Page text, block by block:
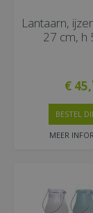
Lantaarn,
27 cm, h
€ 45,
MEER
BESTEL